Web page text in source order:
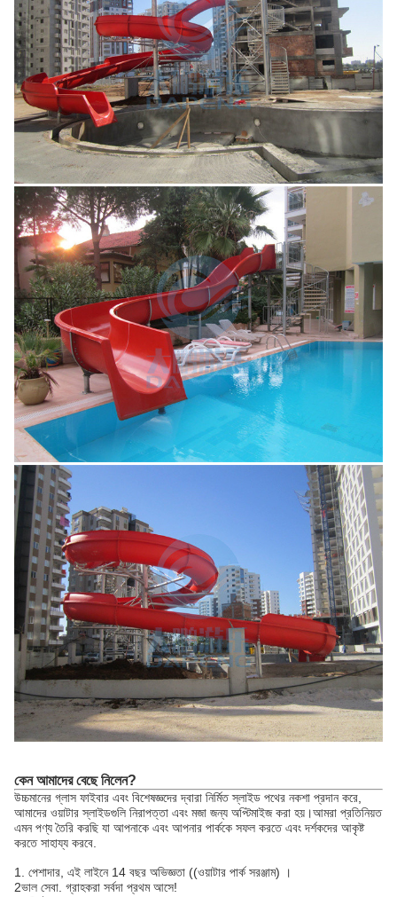
কেন আমাদের বেছে নিলেন?
উচ্চমানের গ্লাস ফাইবার এবং বিশেষজ্ঞদের দ্বারা নির্মিত স্লাইড পথের নকশা প্রদান করে,
আমাদের ওয়াটার স্লাইডগুলি নিরাপত্তা এবং মজা জন্য অপ্টিমাইজ করা হয়।আমরা প্রতিনিয়ত
এমন পণ্য তৈরি করছি যা আপনাকে এবং আপনার পার্ককে সফল করতে এবং দর্শকদের আকৃষ্ট
করতে সাহায্য করবে.
1. পেশাদার, এই লাইনে 14 বছর অভিজ্ঞতা ((ওয়াটার পার্ক সরঞ্জাম) ।
2ভাল সেবা. গ্রাহকরা সর্বদা প্রথম আসে!